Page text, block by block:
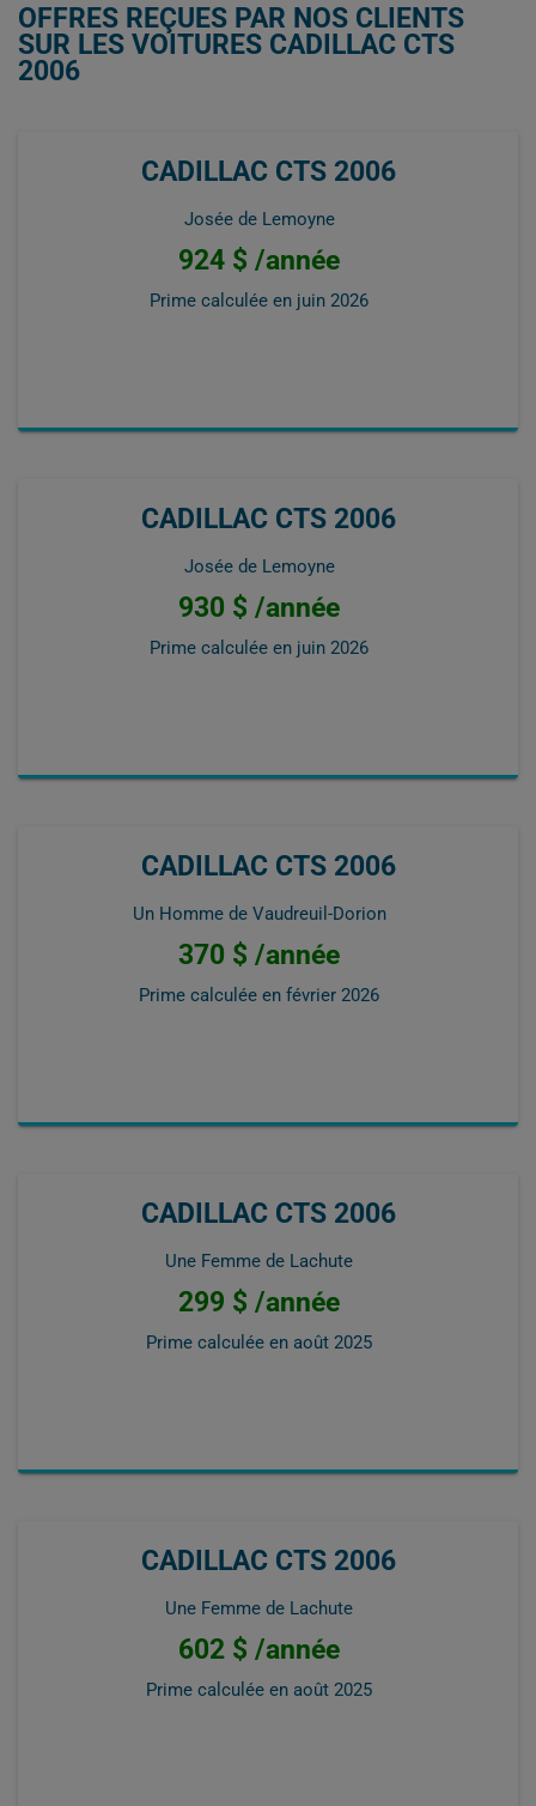
OFFRES REÇUES PAR NOS CLIENTS
SUR LES VOITURES CADILLAC CTS
2006
CADILLAC CTS 2006
Josée de Lemoyne
924 $ /année
Prime calculée en juin 2026
CADILLAC CTS 2006
Josée de Lemoyne
930 $ /année
Prime calculée en juin 2026
CADILLAC CTS 2006
Un Homme de Vaudreuil-Dorion
370 $ /année
Prime calculée en février 2026
CADILLAC CTS 2006
Une Femme de Lachute
299 $ /année
Prime calculée en août 2025
CADILLAC CTS 2006
Une Femme de Lachute
602 $ /année
Prime calculée en août 2025